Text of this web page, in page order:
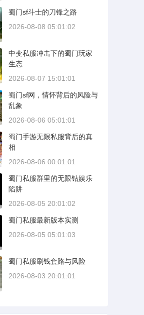
蜀门sf斗士的刀锋之路
2026-08-08 05:01:02
中变私服冲击下的蜀门玩家
生态
2026-08-07 15:01:01
蜀门sf网，情怀背后的风险与
乱象
2026-08-06 05:01:01
蜀门手游无限私服背后的真
相
2026-08-06 00:01:01
蜀门私服群里的无限钻娱乐
陷阱
2026-08-05 20:01:02
蜀门私服最新版本实测
2026-08-05 05:01:03
蜀门私服刷钱套路与风险
2026-08-03 20:01:01